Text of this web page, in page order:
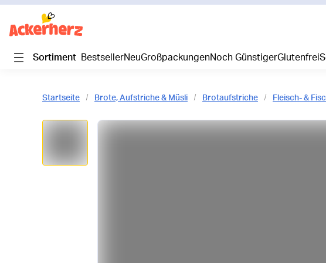
Sortiment Bestseller Neu Großpackungen Noch Günstiger Glutenfrei
Startseite Brote, Aufstriche & Müsli Brotaufstriche Fleisch- &